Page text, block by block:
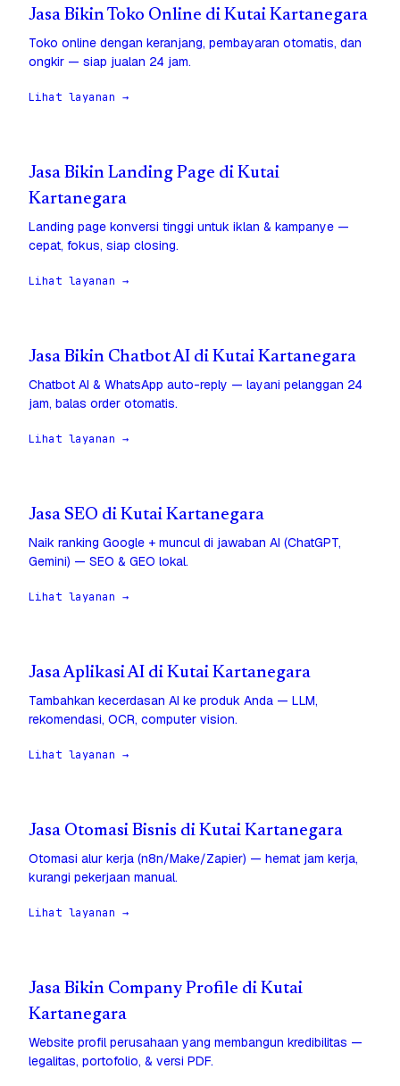
Jasa Bikin Toko Online di Kutai Kartanegara
Toko online dengan keranjang, pembayaran otomatis, dan
ongkir — siap jualan 24 jam.
Lihat layanan →
Jasa Bikin Landing Page di Kutai
Kartanegara
Landing page konversi tinggi untuk iklan & kampanye —
cepat, fokus, siap closing.
Lihat layanan →
Jasa Bikin Chatbot AI di Kutai Kartanegara
Chatbot AI & WhatsApp auto-reply — layani pelanggan 24
jam, balas order otomatis.
Lihat layanan →
Jasa SEO di Kutai Kartanegara
Naik ranking Google + muncul di jawaban AI (ChatGPT,
Gemini) — SEO & GEO lokal.
Lihat layanan →
Jasa Aplikasi AI di Kutai Kartanegara
Tambahkan kecerdasan AI ke produk Anda — LLM,
rekomendasi, OCR, computer vision.
Lihat layanan →
Jasa Otomasi Bisnis di Kutai Kartanegara
Otomasi alur kerja (n8n/Make/Zapier) — hemat jam kerja,
kurangi pekerjaan manual.
Lihat layanan →
Jasa Bikin Company Profile di Kutai
Kartanegara
Website profil perusahaan yang membangun kredibilitas —
legalitas, portofolio, & versi PDF.